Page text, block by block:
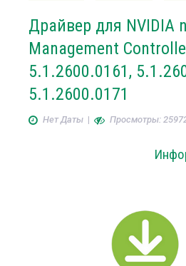
Драйвер для NVIDIA
Management
5.1.2600.0161,
5.1.2600.0171
Нет Даты| Просмотры: